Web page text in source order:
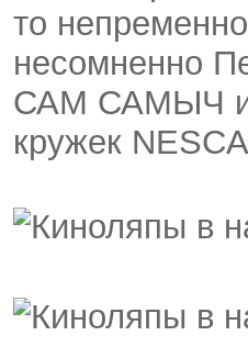
то
несомненно
САМ САМЫЧ и
кружек